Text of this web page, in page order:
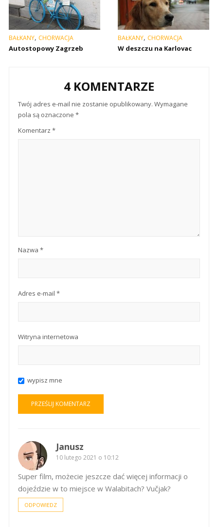
BAŁKANY, CHORWACJA
Autostopowy Zagrzeb
BAŁKANY, CHORWACJA
W deszczu na Karlovac
4 KOMENTARZE
Twój adres e-mail nie zostanie opublikowany. Wymagane
pola są oznaczone *
Komentarz *
Nazwa *
Adres e-mail *
Witryna internetowa
wypisz mne
Janusz
10 lutego 2021 o 10:12
Super film, możecie jeszcze dać więcej informacji o
dojeździe w to miejsce w Walabitach? Vučjak?
ODPOWIEDZ